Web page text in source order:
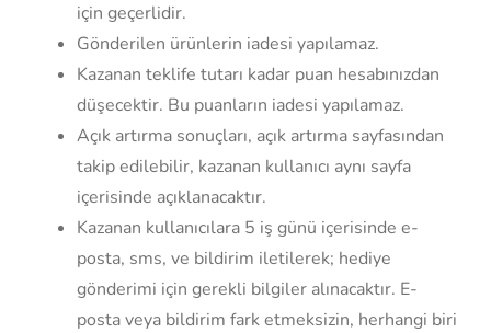
için geçerlidir.
Gönderilen ürünlerin iadesi yapılamaz.
Kazanan teklife tutarı kadar puan hesabınızdan
düşecektir. Bu puanların iadesi yapılamaz.
Açık artırma sonuçları, açık artırma sayfasından
takip edilebilir, kazanan kullanıcı aynı sayfa
içerisinde açıklanacaktır.
Kazanan kullanıcılara 5 iş günü içerisinde e-
posta, sms, ve bildirim iletilerek; hediye
gönderimi için gerekli bilgiler alınacaktır. E-
posta veya bildirim fark etmeksizin, herhangi biri